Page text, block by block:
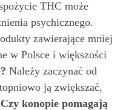
THC może
psychicznego.
zawierające mniej
w Polsce i większości
Należy zaczynać od
ją zwiększać,
Czy konopie pomagają